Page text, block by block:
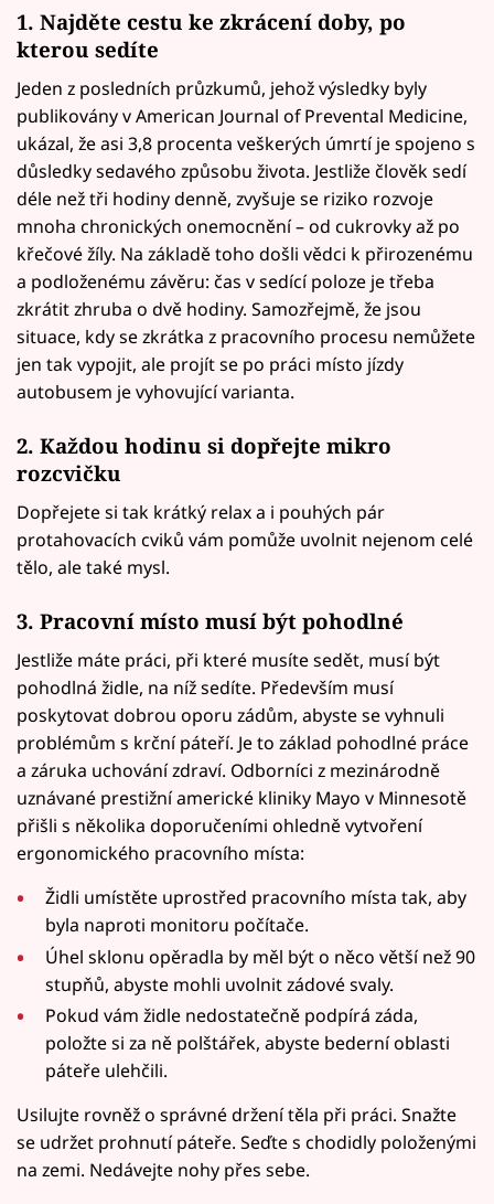
1. Najděte cestu ke zkrácení doby, po
kterou sedíte
Jeden z posledních průzkumů, jehož výsledky byly
publikovány v American Journal of Prevental Medicine,
ukázal, že asi 3,8 procenta veškerých úmrtí je spojeno s
důsledky sedavého způsobu života. Jestliže člověk sedí
déle než tři hodiny denně, zvyšuje se riziko rozvoje
mnoha chronických onemocnění – od cukrovky až po
křečové žíly. Na základě toho došli vědci k přirozenému
a podloženému závěru: čas v sedící poloze je třeba
zkrátit zhruba o dvě hodiny. Samozřejmě, že jsou
situace, kdy se zkrátka z pracovního procesu nemůžete
jen tak vypojit, ale projít se po práci místo jízdy
autobusem je vyhovující varianta.
2. Každou hodinu si dopřejte mikro
rozcvičku
Dopřejete si tak krátký relax a i pouhých pár
protahovacích cviků vám pomůže uvolnit nejenom celé
tělo, ale také mysl.
3. Pracovní místo musí být pohodlné
Jestliže máte práci, při které musíte sedět, musí být
pohodlná židle, na níž sedíte. Především musí
poskytovat dobrou oporu zádům, abyste se vyhnuli
problémům s krční páteří. Je to základ pohodlné práce
a záruka uchování zdraví. Odborníci z mezinárodně
uznávané prestižní americké kliniky Mayo v Minnesotě
přišli s několika doporučeními ohledně vytvoření
ergonomického pracovního místa:
Židli umístěte uprostřed pracovního místa tak, aby
byla naproti monitoru počítače.
Úhel sklonu opěradla by měl být o něco větší než 90
stupňů, abyste mohli uvolnit zádové svaly.
Pokud vám židle nedostatečně podpírá záda,
položte si za ně polštářek, abyste bederní oblasti
páteře ulehčili.
Usilujte rovněž o správné držení těla při práci. Snažte
se udržet prohnutí páteře. Seďte s chodidly položenými
na zemi. Nedávejte nohy přes sebe.